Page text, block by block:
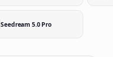
Seedream 5.0 Pro